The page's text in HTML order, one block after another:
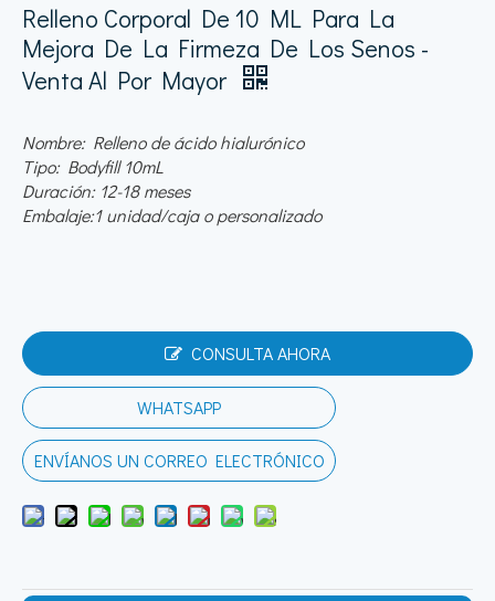
Relleno Corporal De 10 ML Para La
Mejora De La Firmeza De Los Senos -
Venta Al Por Mayor
Nombre: Relleno de ácido hialurónico
Tipo: Bodyfill 10mL
Duración: 12-18 meses
Embalaje:1 unidad/caja o personalizado
CONSULTA AHORA
WHATSAPP
ENVÍANOS UN CORREO ELECTRÓNICO